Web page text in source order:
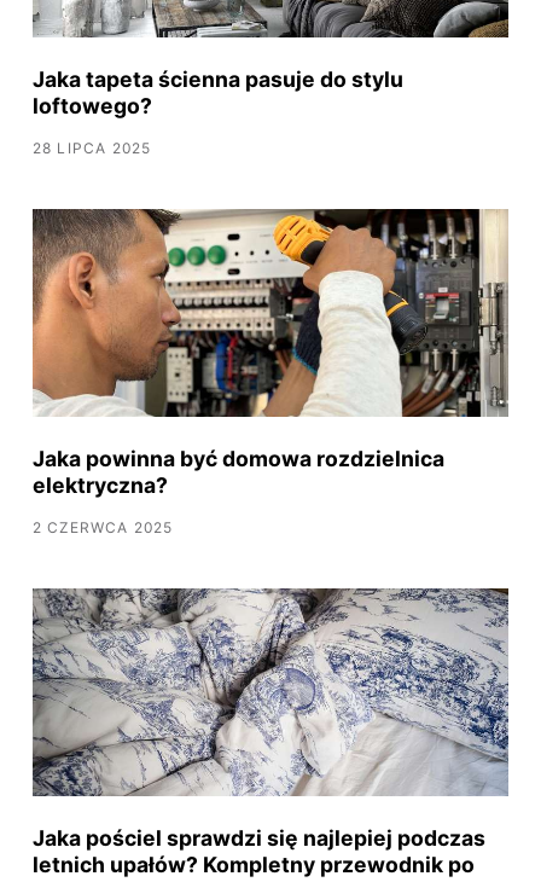
Jaka tapeta ścienna pasuje do stylu
loftowego?
28 LIPCA 2025
Jaka powinna być domowa rozdzielnica
elektryczna?
2 CZERWCA 2025
Jaka pościel sprawdzi się najlepiej podczas
letnich upałów? Kompletny przewodnik po